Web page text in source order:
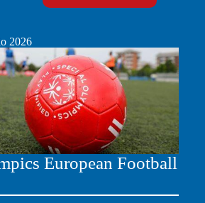
2026
European Football